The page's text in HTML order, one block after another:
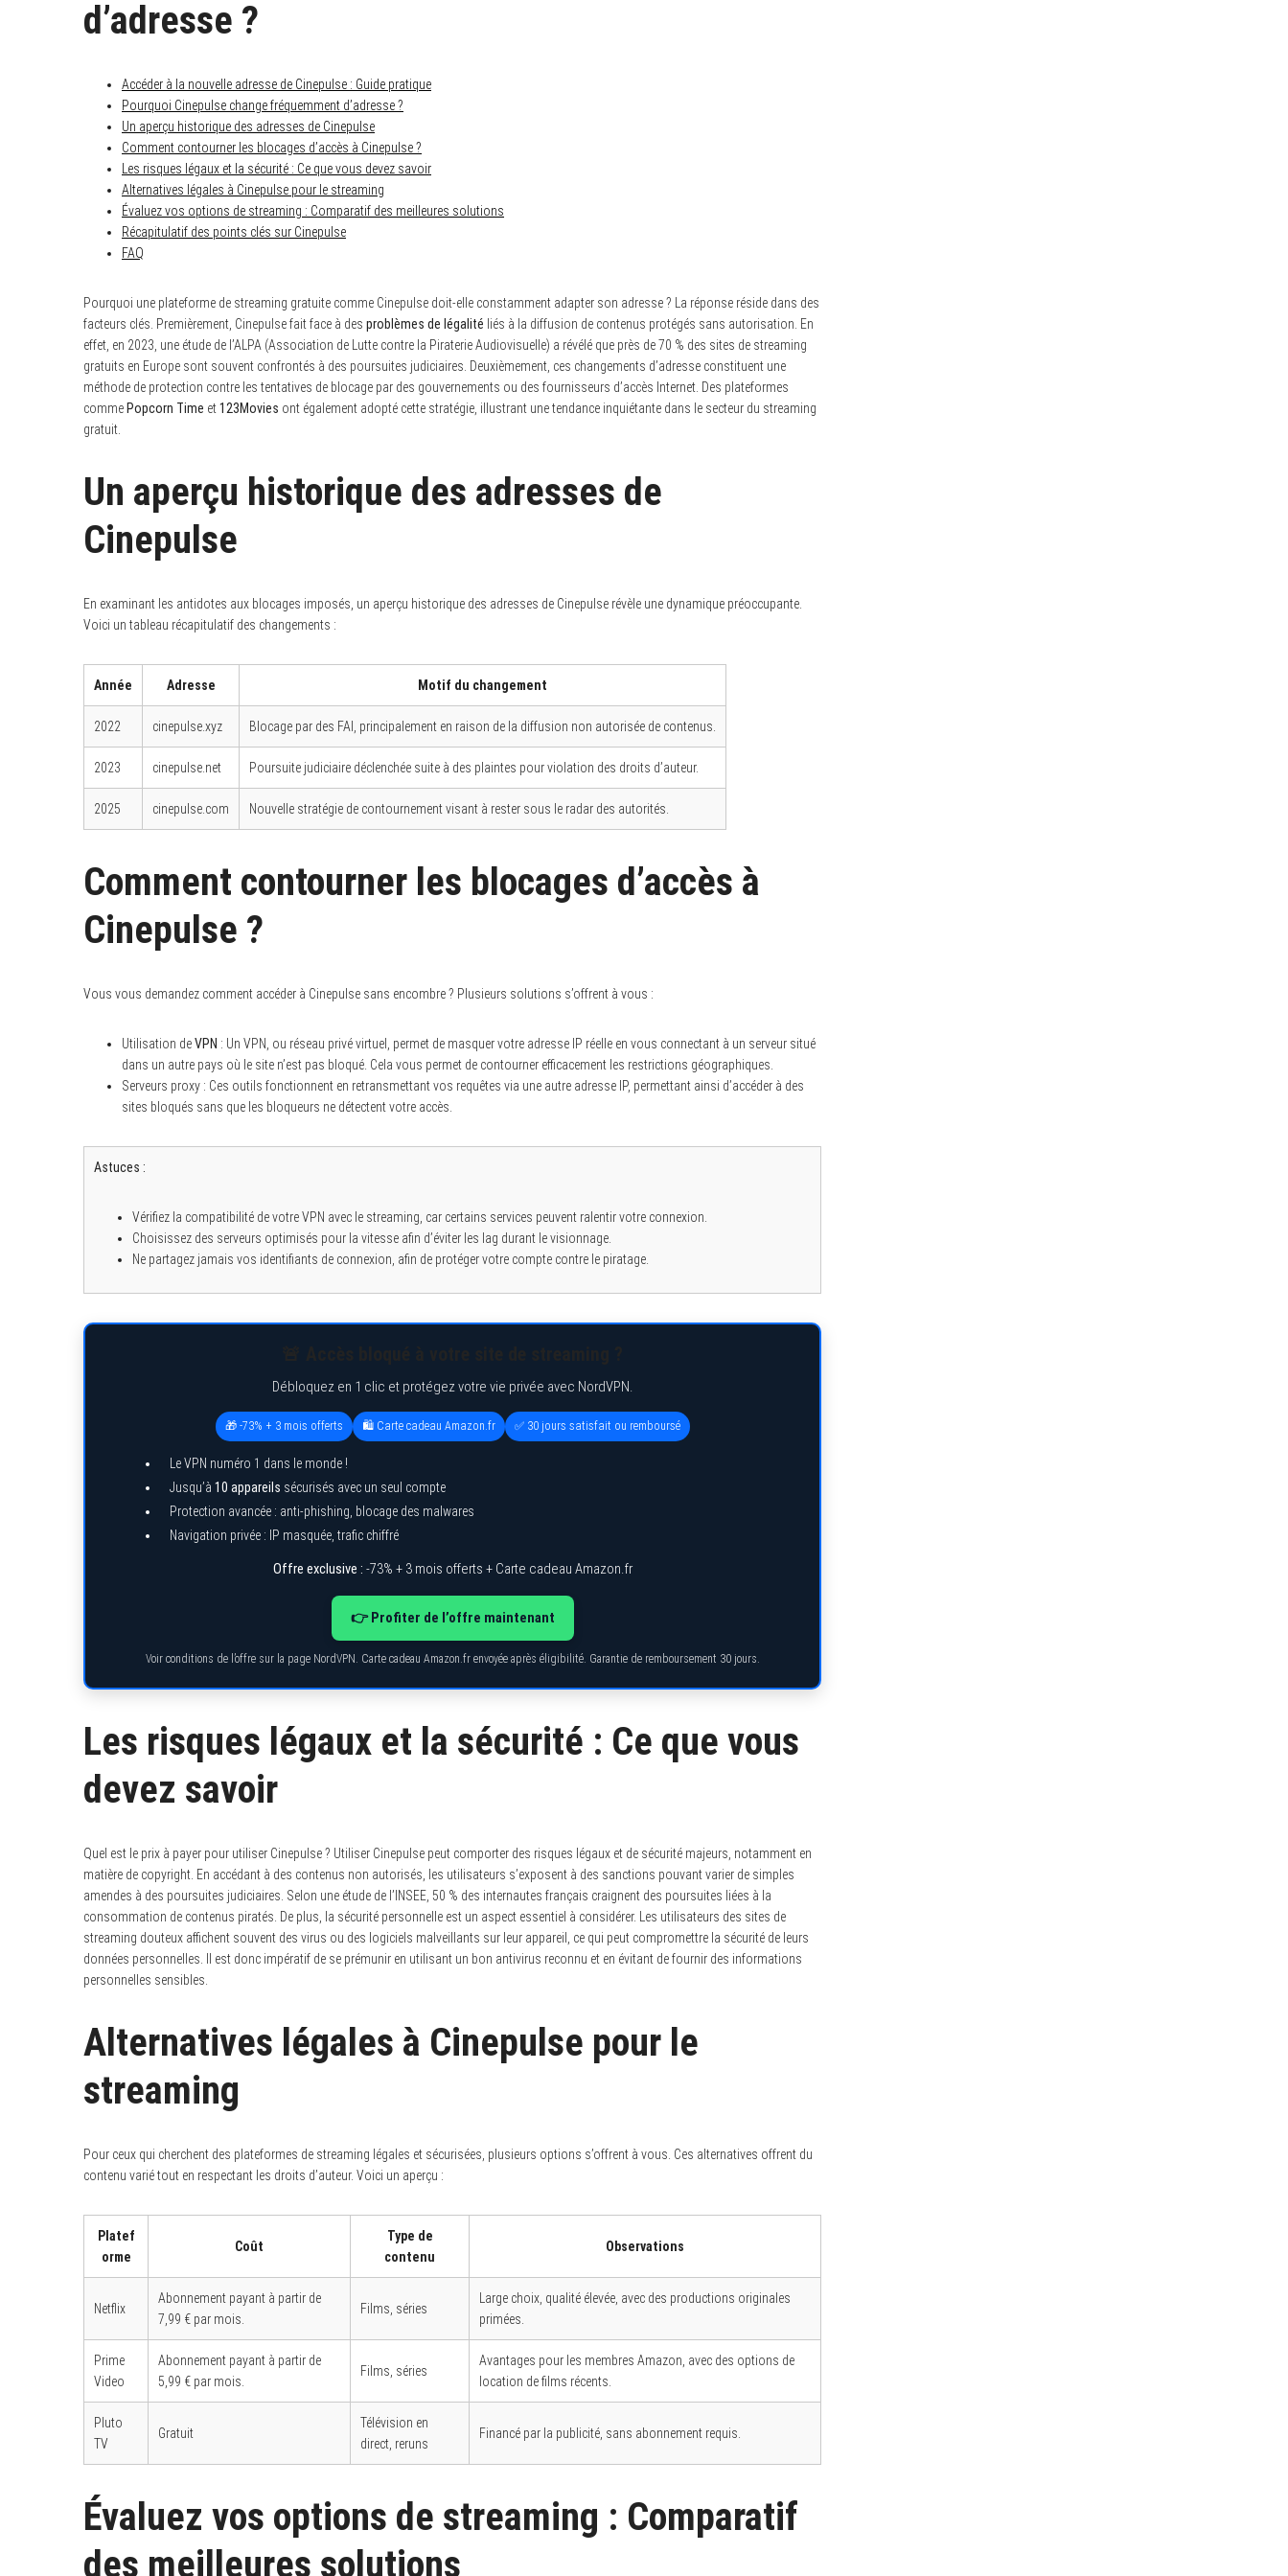
d’adresse ?
Accéder à la nouvelle adresse de Cinepulse : Guide pratique
Pourquoi Cinepulse change fréquemment d’adresse ?
Un aperçu historique des adresses de Cinepulse
Comment contourner les blocages d’accès à Cinepulse ?
Les risques légaux et la sécurité : Ce que vous devez savoir
Alternatives légales à Cinepulse pour le streaming
Évaluez vos options de streaming : Comparatif des meilleures solutions
Récapitulatif des points clés sur Cinepulse
FAQ
Pourquoi une plateforme de streaming gratuite comme Cinepulse doit-elle constamment adapter son adresse ? La réponse réside dans des
facteurs clés. Premièrement, Cinepulse fait face à des problèmes de légalité liés à la diffusion de contenus protégés sans autorisation. En
effet, en 2023, une étude de l’ALPA (Association de Lutte contre la Piraterie Audiovisuelle) a révélé que près de 70 % des sites de streaming
gratuits en Europe sont souvent confrontés à des poursuites judiciaires. Deuxièmement, ces changements d’adresse constituent une
méthode de protection contre les tentatives de blocage par des gouvernements ou des fournisseurs d’accès Internet. Des plateformes
comme Popcorn Time et123Movies ont également adopté cette stratégie, illustrant une tendance inquiétante dans le secteur du streaming
gratuit.
Un aperçu historique des adresses de
Cinepulse
En examinant les antidotes aux blocages imposés, un aperçu historique des adresses de Cinepulse révèle une dynamique préoccupante.
Voici un tableau récapitulatif des changements :
Année Adresse Motif du changement
2022 cinepulse.xyz Blocage par des FAI, principalement en raison de la diffusion non autorisée de contenus.
2023 cinepulse.net Poursuite judiciaire déclenchée suite à des plaintes pour violation des droits d’auteur.
2025 cinepulse.com Nouvelle stratégie de contournement visant à rester sous le radar des autorités.
Comment contourner les blocages d’accès à
Cinepulse ?
Vous vous demandez comment accéder à Cinepulse sans encombre ? Plusieurs solutions s’offrent à vous :
Utilisation deVPN : Un VPN, ou réseau privé virtuel, permet de masquer votre adresse IP réelle en vous connectant à un serveur situé
dans un autre pays où le site n’est pas bloqué. Cela vous permet de contourner efficacement les restrictions géographiques.
Serveurs proxy : Ces outils fonctionnent en retransmettant vos requêtes via une autre adresse IP, permettant ainsi d’accéder à des
sites bloqués sans que les bloqueurs ne détectent votre accès.
Astuces :
Vérifiez la compatibilité de votre VPN avec le streaming, car certains services peuvent ralentir votre connexion.
Choisissez des serveurs optimisés pour la vitesse afin d’éviter les lag durant le visionnage.
Ne partagez jamais vos identifiants de connexion, afin de protéger votre compte contre le piratage.
Débloquez en 1 clic et protégez votre vie privée avec NordVPN.
🎁 -73% + 3 mois offerts 🛍️ Carte cadeau Amazon.fr ✅ 30 jours satisfait ou remboursé
Le VPN numéro 1 dans le monde !
Jusqu’à 10 appareils sécurisés avec un seul compte
Protection avancée : anti-phishing, blocage des malwares
Navigation privée : IP masquée, trafic chiffré
Offre exclusive : -73% + 3 mois offerts + Carte cadeau Amazon.fr
👉 Profiter de l’offre maintenant
Voir conditions de l’offre sur la page NordVPN. Carte cadeau Amazon.fr envoyée après éligibilité. Garantie de remboursement 30 jours.
Les risques légaux et la sécurité : Ce que vous
devez savoir
Quel est le prix à payer pour utiliser Cinepulse ? Utiliser Cinepulse peut comporter des risques légaux et de sécurité majeurs, notamment en
matière de copyright. En accédant à des contenus non autorisés, les utilisateurs s’exposent à des sanctions pouvant varier de simples
amendes à des poursuites judiciaires. Selon une étude de l’INSEE, 50 % des internautes français craignent des poursuites liées à la
consommation de contenus piratés. De plus, la sécurité personnelle est un aspect essentiel à considérer. Les utilisateurs des sites de
streaming douteux affichent souvent des virus ou des logiciels malveillants sur leur appareil, ce qui peut compromettre la sécurité de leurs
données personnelles. Il est donc impératif de se prémunir en utilisant un bon antivirus reconnu et en évitant de fournir des informations
personnelles sensibles.
Alternatives légales à Cinepulse pour le
streaming
Pour ceux qui cherchent des plateformes de streaming légales et sécurisées, plusieurs options s’offrent à vous. Ces alternatives offrent du
contenu varié tout en respectant les droits d’auteur. Voici un aperçu :
Platef
orme
Coût
Type de
contenu
Observations
Netflix
Abonnement payant à partir de
7,99 € par mois.
Films, séries
Large choix, qualité élevée, avec des productions originales
primées.
Prime
Video
Abonnement payant à partir de
5,99 € par mois.
Films, séries
Avantages pour les membres Amazon, avec des options de
location de films récents.
Pluto
TV
Gratuit
Télévision en
direct, reruns
Financé par la publicité, sans abonnement requis.
Évaluez vos options de streaming : Comparatif
des meilleures solutions
r
f
: